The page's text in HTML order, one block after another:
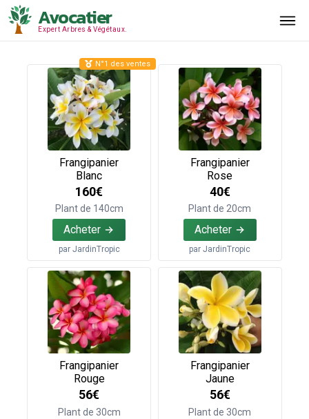
Avocatier
Expert Arbres & Végétaux.
Frangipanier
Blanc
160€
Plant de 140cm
Acheter
par JardinTropic
N°1 des ventes
Frangipanier
Rose
40€
Plant de 20cm
Acheter
parJardinTropic
Frangipanier
Rouge
56€
Plant de 30cm
Frangipanier
Jaune
56€
Plant de 30cm